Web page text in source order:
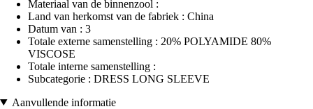
Materiaal van de binnenzool :
Land van herkomst van de fabriek : China
Datum van : 3
Totale externe samenstelling : 20% POLYAMIDE 80%
VISCOSE
Totale interne samenstelling :
Subcategorie : DRESS LONG SLEEVE
Aanvullende informatie